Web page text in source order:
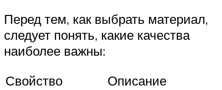
Перед тем, как выбрать материал,
следует понять, какие качества
наиболее важны:
Свойство
Описание